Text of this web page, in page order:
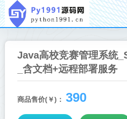
Java高校竞赛管理系统
_含文档+远程部署服务
商品售价(￥)： 390